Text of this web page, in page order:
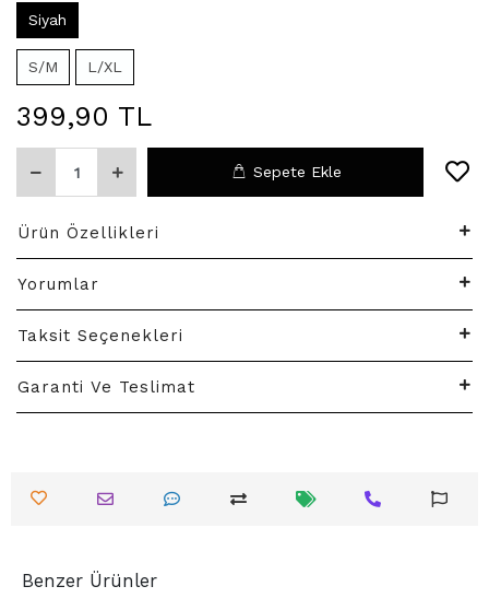
Siyah
S/M L/XL
399,90 TL
Sepete Ekle
Ürün Özellikleri
Yorumlar
Taksit Seçenekleri
Garanti Ve Teslimat
Benzer Ürünler